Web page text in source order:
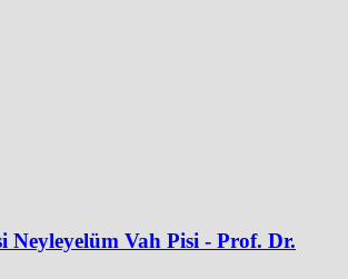
Neyleyelüm Vah Pisi - Prof. Dr.